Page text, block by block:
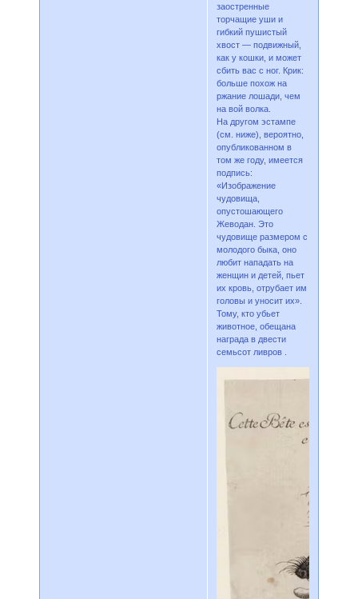
заостренные
торчащие уши и
гибкий пушистый
хвост — подвижный,
как у кошки, и может
сбить вас с ног. Крик:
больше похож на
ржание лошади, чем
на вой волка.
На другом эстампе
(см. ниже), вероятно,
опубликованном в
том же году, имеется
подпись:
«Изображение
чудовища,
опустошающего
Жеводан. Это
чудовище размером с
молодого быка, оно
любит нападать на
женщин и детей, пьет
их кровь, отрубает им
головы и уносит их».
Тому, кто убьет
животное, обещана
награда в двести
семьсот ливров .